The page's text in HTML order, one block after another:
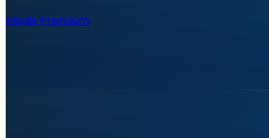
Mode Premium